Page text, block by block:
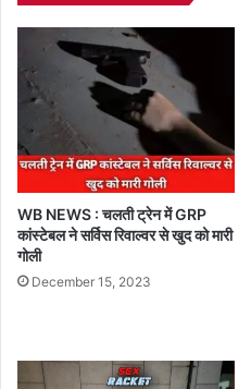
WB NEWS : चलती ट्रेन में GRP
कांस्टेबल ने सर्विस रिवाल्वर से खुद को मारी
गोली
December 15, 2023